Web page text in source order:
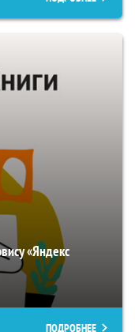
«Яндекс
ПОДРОБНЕЕ